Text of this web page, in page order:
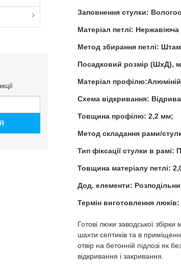
Заповнення стулки:
Матеріал петлі: Нержавіюча
Метод збирання петлі:
Посадковий розмір (ШхД),
Матеріал
Схема відкривання:
Товщина профілю: 2,2 мм;
Метод складання рами/
Тип фіксації стулки в рамі:
Товщина матеріалу петлі:
Дод. елементи:
Термін виготовлення
Готові люки заводської
шахти септиків та в
отвір на бетонній підлозі як
відкривання і закривання.